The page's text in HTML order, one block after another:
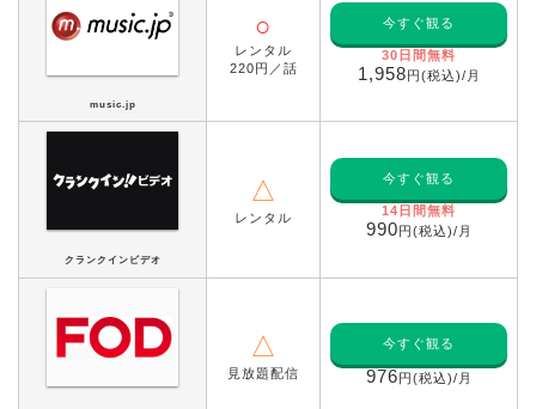
music.jp
○
レンタル
220円／話
今すぐ観る
30日間無料
1,958円(税込)/月
クランクインビデオ
△
レンタル
今すぐ観る
14日間無料
990円(税込)/月
△
見放題配信
今すぐ観る
976円(税込)/月